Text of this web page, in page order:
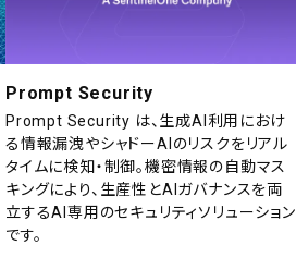
Prompt Security
Prompt Security は、生成AI利用におけ
る情報漏洩やシャドーAIのリスクをリアル
タイムに検知・制御。機密情報の自動マス
キングにより、生産性とAIガバナンスを両
立するAI専用のセキュリティソリューション
です。